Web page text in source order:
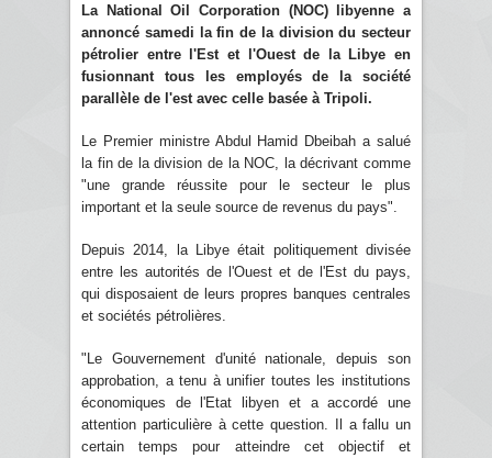
La National Oil Corporation (NOC) libyenne a
annoncé samedi la fin de la division du secteur
pétrolier entre l'Est et l'Ouest de la Libye en
fusionnant tous les employés de la société
parallèle de l'est avec celle basée à Tripoli.
Le Premier ministre Abdul Hamid Dbeibah a salué
la fin de la division de la NOC, la décrivant comme
"une grande réussite pour le secteur le plus
important et la seule source de revenus du pays".
Depuis 2014, la Libye était politiquement divisée
entre les autorités de l'Ouest et de l'Est du pays,
qui disposaient de leurs propres banques centrales
et sociétés pétrolières.
"Le Gouvernement d'unité nationale, depuis son
approbation, a tenu à unifier toutes les institutions
économiques de l'Etat libyen et a accordé une
attention particulière à cette question. Il a fallu un
certain temps pour atteindre cet objectif et